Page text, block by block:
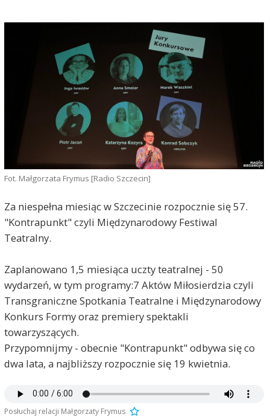
Fot. Małgorzata Frymus [Radio Szczecin]
Za niespełna miesiąc w Szczecinie rozpocznie się 57.
"Kontrapunkt" czyli Międzynarodowy Festiwal
Teatralny.
Zaplanowano 1,5 miesiąca uczty teatralnej - 50
wydarzeń, w tym programy:7 Aktów Miłosierdzia czyli
Transgraniczne Spotkania Teatralne i Międzynarodowy
Konkurs Formy oraz premiery spektakli
towarzyszących.
Przypomnijmy - obecnie "Kontrapunkt" odbywa się co
dwa lata, a najbliższy rozpocznie się 19 kwietnia.
Posłuchaj relacji Małgorzaty Frymus